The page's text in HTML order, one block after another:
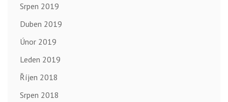
Srpen 2019
Duben 2019
Únor 2019
Leden 2019
Říjen 2018
Srpen 2018